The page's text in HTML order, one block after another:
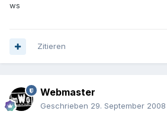
ws
Zitieren
Webmaster
Geschrieben 29. September 2008